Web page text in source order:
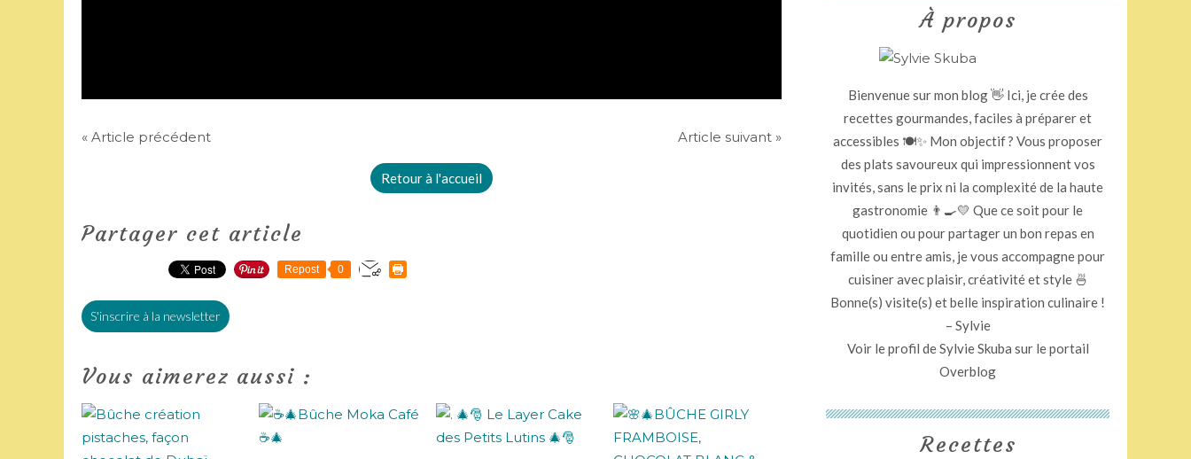
« Article précédent Article suivant »
Retour à l'accueil
Partager cet article
Repost 0
S'inscrire à la newsletter
Vous aimerez aussi :
Recettes
À propos
Bienvenue sur mon blog 👋 Ici, je crée des
recettes gourmandes, faciles à préparer et
accessibles 🍽️✨ Mon objectif ? Vous proposer
des plats savoureux qui impressionnent vos
invités, sans le prix ni la complexité de la haute
gastronomie 👨‍🍳💛 Que ce soit pour le
quotidien ou pour partager un bon repas en
famille ou entre amis, je vous accompagne pour
cuisiner avec plaisir, créativité et style 🍜
Bonne(s) visite(s) et belle inspiration culinaire !
– Sylvie
Voir le profil deSylvie Skuba sur le portail
Overblog